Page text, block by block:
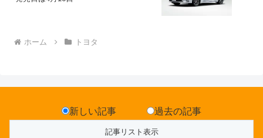
ホーム トヨタ
新しい記事 過去の記事